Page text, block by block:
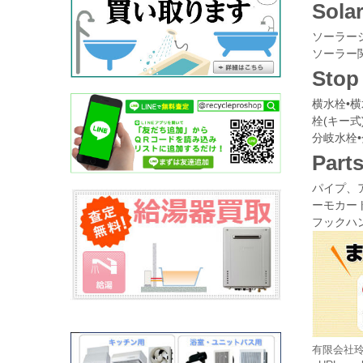
ソーラー
ソーラー
Stop
横水栓•
栓(キー式
分岐水栓
パイプ、
ーモカー
フックハ
有限会社